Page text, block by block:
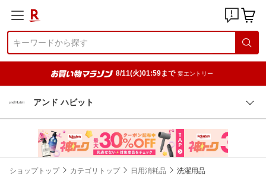
8/11(火)01:59まで 要エントリー
アンド ハビット
ショップトップ カテゴリトップ 日用消耗品 洗濯用品